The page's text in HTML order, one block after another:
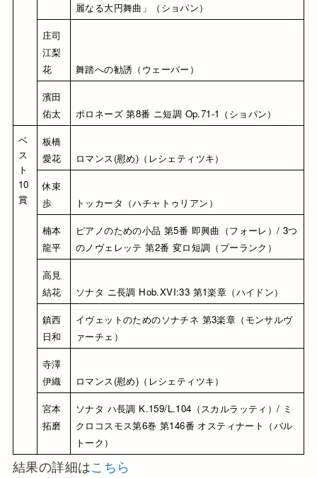
麗なる大円舞曲」（ショパン）
庄司
江梨
花
舞踏への勧誘（ウェーバー）
濱田
佑太
ポロネーズ 第8番 ニ短調 Op.71-1（ショパン）
ベ
ス
ト
10
賞
板橋
愛花
ロマンス(慰め)（レシェティツキ）
休束
歩
トッカータ（ハチャトゥリアン）
楠本
龍平
ピアノのための小品 第5番 即興曲（フォーレ）/ 3つ
のノヴェレッテ 第2番 変ロ短調（プーランク）
高見
結花
ソナタ ニ長調 Hob.XVI:33 第1楽章（ハイドン）
鎮西
日和
イヴェットのためのソナチネ 第3楽章（モンサルヴ
ァーチェ）
寺澤
伊織
ロマンス(慰め)（レシェティツキ）
宮本
拓磨
ソナタ ハ長調 K.159/L.104（スカルラッティ）/ ミ
クロコスモス第6巻 第146番 オスティナート（バル
トーク）
結果の詳細はこちら